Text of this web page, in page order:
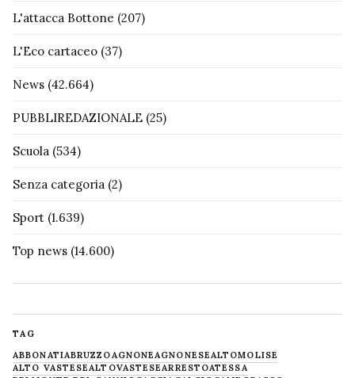
L'attacca Bottone (207)
L'Eco cartaceo (37)
News (42.664)
PUBBLIREDAZIONALE (25)
Scuola (534)
Senza categoria (2)
Sport (1.639)
Top news (14.600)
TAG
ABBONATIABRUZZOAGNONEAGNONESEALTOMOLISE
ALTO VASTESEALTOVASTESEARRESTOATESSA